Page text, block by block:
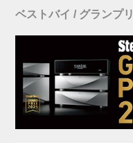
ベストバイ / グランプリ